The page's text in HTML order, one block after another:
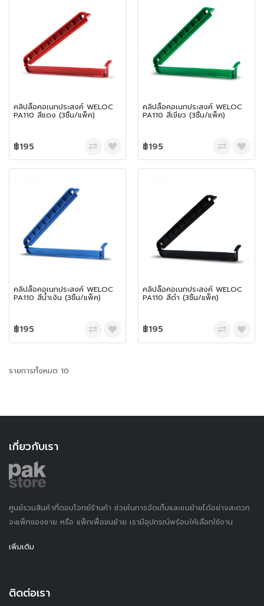
คลิปล็อคอเนกประสงค์ WELOC
PA110 สีแดง (3ชิ้น/แพ็ค)
฿195
คลิปล็อคอเนกประสงค์ WELOC
PA110 สีเขียว (3ชิ้น/แพ็ค)
฿195
คลิปล็อคอเนกประสงค์ WELOC
PA110 สีน้ำเงิน (3ชิ้น/แพ็ค)
฿195
คลิปล็อคอเนกประสงค์ WELOC
PA110 สีดำ (3ชิ้น/แพ็ค)
฿195
รายการทั้งหมด 10
เกี่ยวกับเรา
ศูนย์รวมสินค้าที่ตอบโจทย์ร้านค้า ช่วยในการจัดเก็บและขนย้ายได้อย่างสะดวก
จะแพ็กของขาย หรือ แพ็กเพื่อขนย้าย เรามีอุปกรณ์พร้อมให้เลือกใช้งาน
เพิ่มเติม
ติดต่อเรา